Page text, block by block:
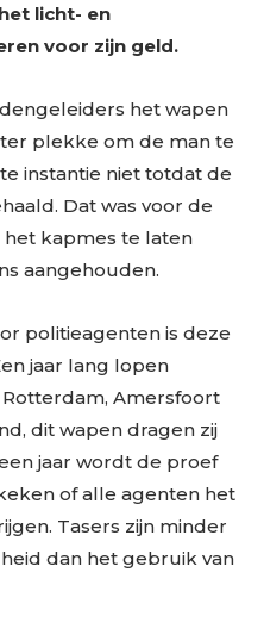
licht- en
voor zijn geld.
het wapen
plekke om de man te
instantie niet totdat de
Dat was voor de
kapmes te laten
aangehouden.
politieagenten is deze
jaar lang lopen
Amersfoort
dit wapen dragen zij
jaar wordt de proef
of alle agenten het
Tasers zijn minder
dan het gebruik van